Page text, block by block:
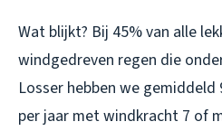
Wat blijkt? Bij 45% van alle
windgedreven regen die
Losser hebben we
per jaar met windkracht 7 of